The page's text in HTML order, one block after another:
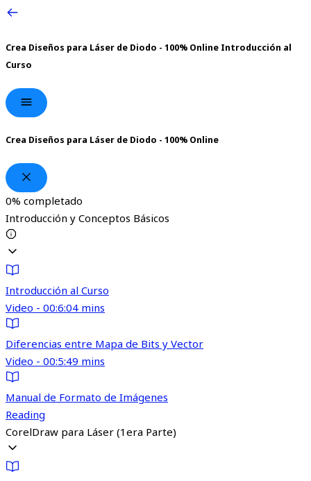
Crea Diseños para Láser de Diodo - 100% Online Introducción al
Curso
Crea Diseños para Láser de Diodo - 100% Online
0% completado
Introducción y Conceptos Básicos
Introducción al Curso
Video - 00:6:04 mins
Diferencias entre Mapa de Bits y Vector
Video - 00:5:49 mins
Manual de Formato de Imágenes
Reading
CorelDraw para Láser (1era Parte)